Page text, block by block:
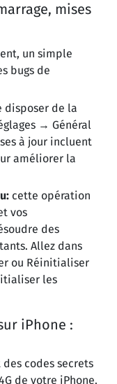
mises
un simple
bugs de
disposer de la
→ Général
à jour incluent
améliorer la
cette opération
vos
des
Allez dans
ou Réinitialiser
les
iPhone :
codes secrets
de votre iPhone.